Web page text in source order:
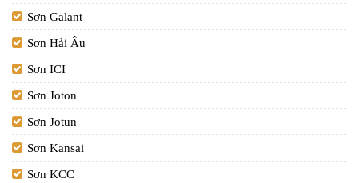
Sơn Galant
Sơn Hải Âu
Sơn ICI
Sơn Joton
Sơn Jotun
Sơn Kansai
Sơn KCC